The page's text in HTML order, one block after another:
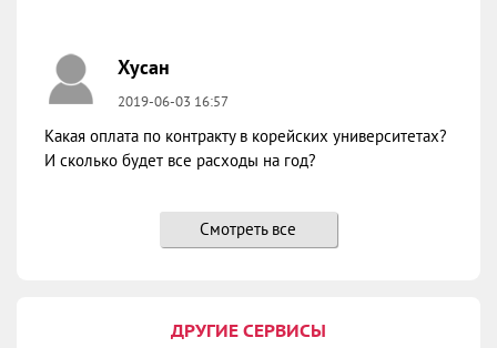
Хусан
2019-06-03 16:57
Какая оплата по контракту в корейских университетах?
И сколько будет все расходы на год?
Смотреть все
ДРУГИЕ СЕРВИСЫ